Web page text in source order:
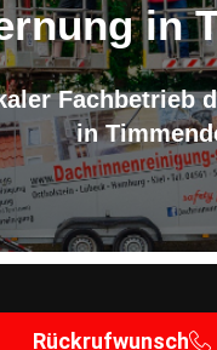
in
Fachbetrieb
in
Rückrufwunsch